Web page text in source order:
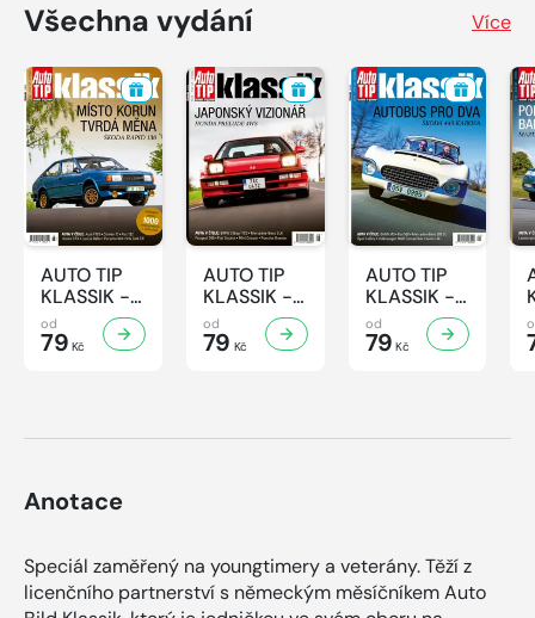
Všechna vydání Více
AUTO TIP
KLASSIK -
7/2026
od
79 Kč
AUTO TIP
KLASSIK -
6/2026
od
79 Kč
AUTO TIP
KLASSIK -
5/2026
od
79 Kč
Anotace
Speciál zaměřený na youngtimery a veterány. Těží z
licenčního partnerství s německým měsíčníkem Auto